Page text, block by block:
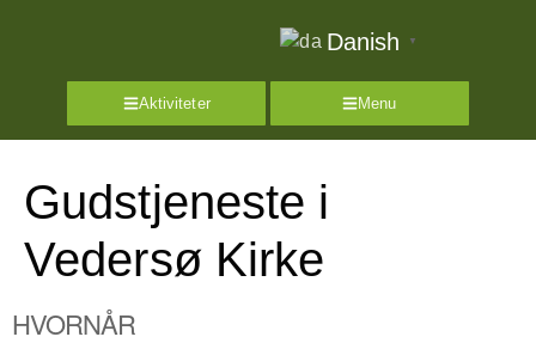
Danish ▼
Aktiviteter Menu
Gudstjeneste i
Vedersø Kirke
HVORNÅR